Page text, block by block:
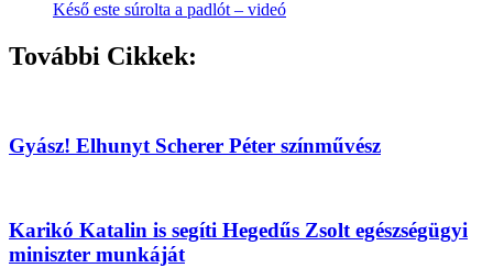
Késő este súrolta a padlót – videó
További Cikkek:
Gyász! Elhunyt Scherer Péter színművész
Karikó Katalin is segíti Hegedűs Zsolt egészségügyi
miniszter munkáját